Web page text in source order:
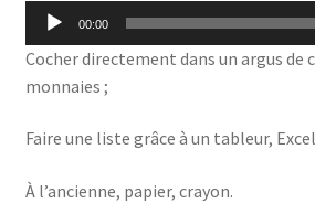
Lecteur
audio
00:00
Cocher directement dans un argus de
monnaies ;
Faire une liste grâce à un tableur,
À l’ancienne, papier, crayon.